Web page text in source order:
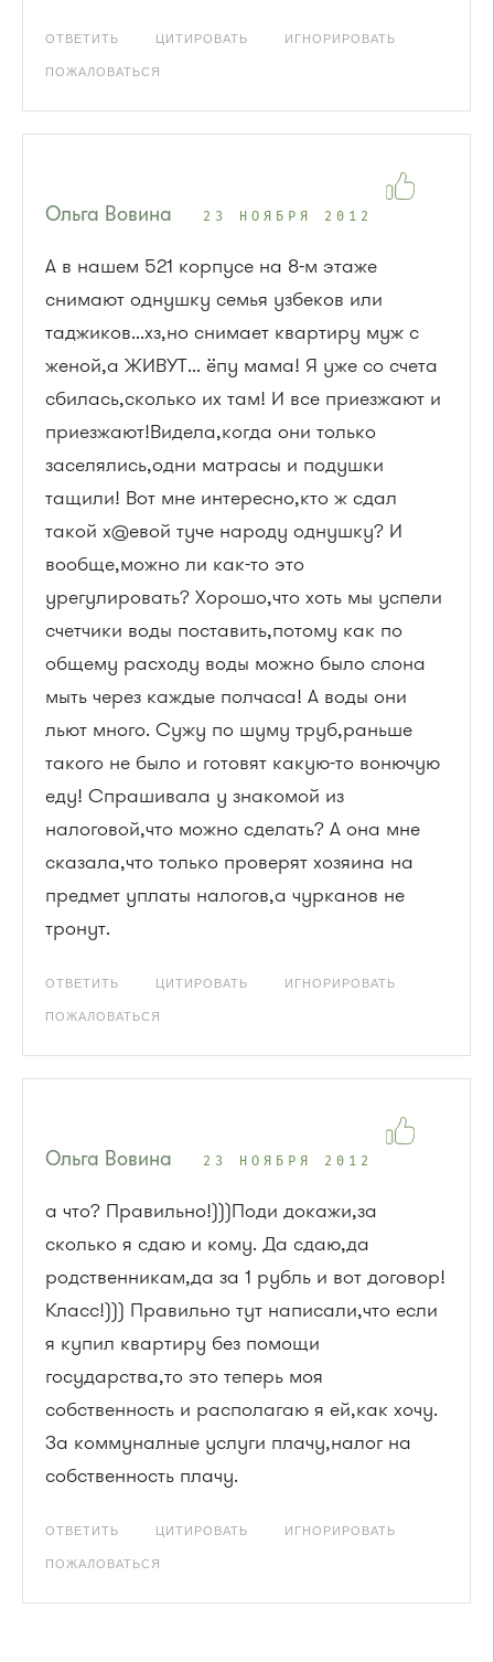
ОТВЕТИТЬ ЦИТИРОВАТЬ ИГНОРИРОВАТЬ
ПОЖАЛОВАТЬСЯ
Ольга Вовина 23 НОЯБРЯ 2012
А в нашем 521 корпусе на 8-м этаже
снимают однушку семья узбеков или
таджиков...хз,но снимает квартиру муж с
женой,а ЖИВУТ... ёпу мама! Я уже со счета
сбилась,сколько их там! И все приезжают и
приезжают!Видела,когда они только
заселялись,одни матрасы и подушки
тащили! Вот мне интересно,кто ж сдал
такой х@евой туче народу однушку? И
вообще,можно ли как-то это
урегулировать? Хорошо,что хоть мы успели
счетчики воды поставить,потому как по
общему расходу воды можно было слона
мыть через каждые полчаса! А воды они
льют много. Сужу по шуму труб,раньше
такого не было и готовят какую-то вонючую
еду! Спрашивала у знакомой из
налоговой,что можно сделать? А она мне
сказала,что только проверят хозяина на
предмет уплаты налогов,а чурканов не
тронут.
ОТВЕТИТЬ ЦИТИРОВАТЬ ИГНОРИРОВАТЬ
ПОЖАЛОВАТЬСЯ
Ольга Вовина 23 НОЯБРЯ 2012
а что? Правильно!)))Поди докажи,за
сколько я сдаю и кому. Да сдаю,да
родственникам,да за 1 рубль и вот договор!
Класс!))) Правильно тут написали,что если
я купил квартиру без помощи
государства,то это теперь моя
собственность и располагаю я ей,как хочу.
За коммуналные услуги плачу,налог на
собственность плачу.
ОТВЕТИТЬ ЦИТИРОВАТЬ ИГНОРИРОВАТЬ
ПОЖАЛОВАТЬСЯ